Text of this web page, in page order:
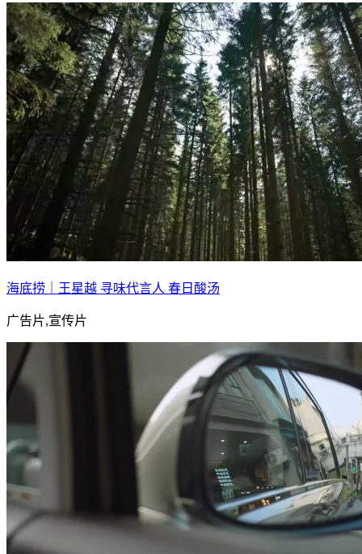
海底捞｜王星越 寻味代言人 春日酸汤
广告片,宣传片